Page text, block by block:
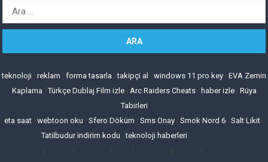
Arama:
teknoloji reklam forma tasarla |takipçi al windows 11 pro key EVA Zemin
Kaplama |Türkçe Dublaj Film izle| Arc Raiders Cheats| haber izle| Rüya
Tabirleri
eta saat webtoon oku Sfero Döküm Sms Onay Smok Nord 6 Salt Likit
Tatilbudur indirim kodu |teknoloji haberleri|